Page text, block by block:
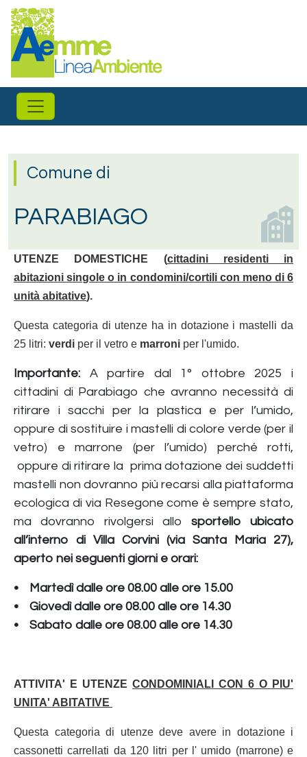
Salta al contenuto principale
Comune di
PARABIAGO
UTENZE DOMESTICHE (cittadini residenti in
abitazioni singole o in condomini/cortili con meno di 6
unità abitative).
Questa categoria di utenze ha in dotazione i mastelli da
25 litri: verdi per il vetro e marroni per l'umido.
Importante: A partire dal 1° ottobre 2025 i
cittadini di Parabiago che avranno necessità di
ritirare i sacchi per la plastica e per l’umido,
oppure di sostituire i mastelli di colore verde (per il
vetro) e marrone (per l’umido) perché rotti,
oppure di ritirare la prima dotazione dei suddetti
mastelli non dovranno più recarsi alla piattaforma
ecologica di via Resegone come è sempre stato,
ma dovranno rivolgersi allo sportello ubicato
all’interno di Villa Corvini (via Santa Maria 27),
aperto nei seguenti giorni e orari:
• Martedì dalle ore 08.00 alle ore 15.00
• Giovedì dalle ore 08.00 alle ore 14.30
• Sabato dalle ore 08.00 alle ore 14.30
ATTIVITA' E UTENZE CONDOMINIALI CON 6 O PIU'
UNITA' ABITATIVE
Questa categoria di utenze deve avere in dotazione i
cassonetti carrellati da 120 litri per l' umido (marrone) e